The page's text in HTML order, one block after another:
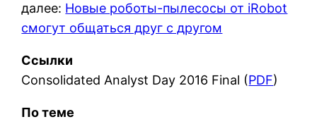
далее: Новые роботы-пылесосы от iRobot
смогут общаться друг с другом
Ссылки
Consolidated Analyst Day 2016 Final (PDF)
По теме